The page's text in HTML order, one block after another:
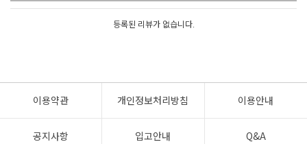
등록된 리뷰가 없습니다.
이용약관 개인정보처리방침 이용안내
공지사항 입고안내 Q&A